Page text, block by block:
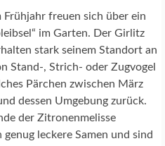
Frühjahr freuen sich über ein
im Garten. Der Girlitz
stark seinem Standort an
Stand-, Strich- oder Zugvogel
Pärchen zwischen März
dessen Umgebung zurück.
der Zitronenmelisse
leckere Samen und sind